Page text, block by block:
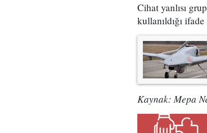
Cihat yanlısı
kullanıldığı
Kaynak: Mepa